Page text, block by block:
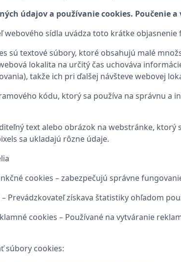
údajov a používanie cookies. Poučenie
webového sídla uvádza toto krátke
sú textové súbory, ktoré obsahujú malé
lokalita na určitý čas uchováva
takže ich pri ďalšej návšteve webovej
kódu, ktorý sa používa na správnu a
text alebo obrázok na webstránke,
sa ukladajú rôzne údaje.
cookies – zabezpečujú správne
Prevádzkovateľ získava štatistiky ohľadom
cookies – Používané na vytváranie
súbory cookies: